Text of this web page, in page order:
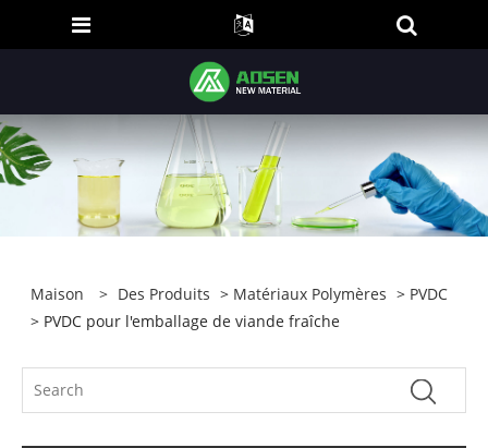
Maison > Des Produits > Matériaux Polymères > PVDC
> PVDC pour l'emballage de viande fraîche